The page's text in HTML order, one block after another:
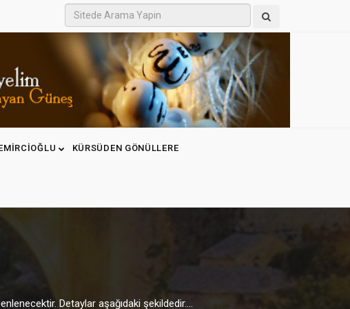
KÜRSÜDEN GÖNÜLLERE
Detaylar aşağıdaki şekildedir....